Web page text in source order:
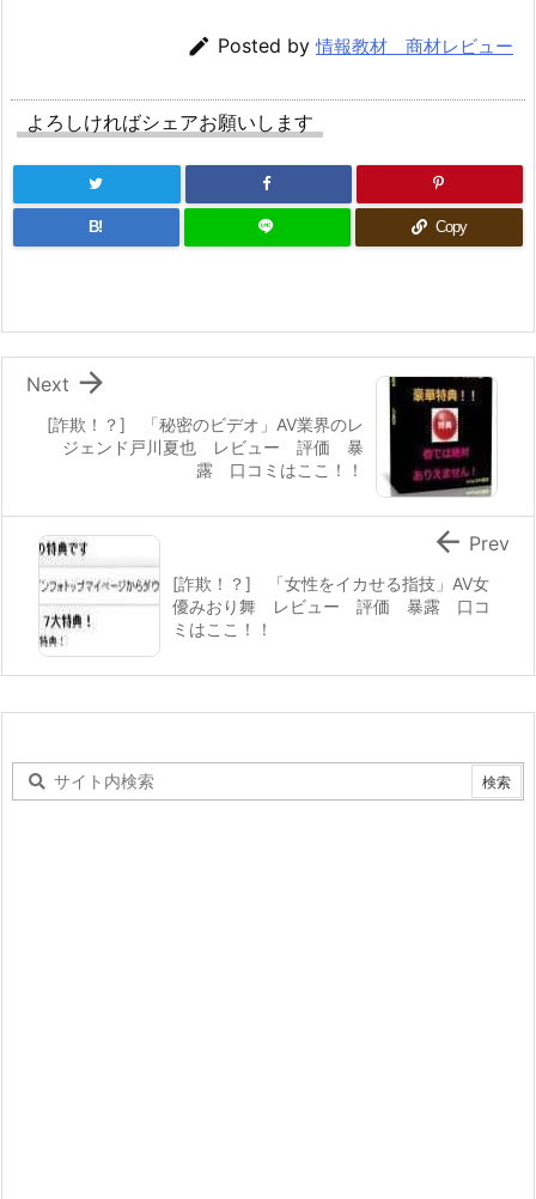
 Posted by情報教材 商材レビュー
よろしければシェアお願いします
B! Copy
[詐欺！？] 「秘密のビデオ」AV業界のレ
ジェンド戸川夏也 レビュー 評価 暴
露 口コミはここ！！

Next
[詐欺！？] 「女性をイカせる指技」AV女
優みおり舞 レビュー 評価 暴露 口コ
ミはここ！！
 Prev